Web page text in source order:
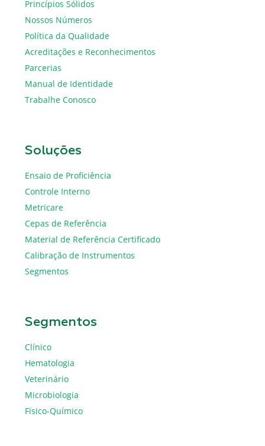
Princípios Sólidos
Nossos Números
Política da Qualidade
Acreditações e Reconhecimentos
Parcerias
Manual de Identidade
Trabalhe Conosco
Soluções
Ensaio de Proficiência
Controle Interno
Metricare
Cepas de Referência
Material de Referência Certificado
Calibração de Instrumentos
Segmentos
Segmentos
Clínico
Hematologia
Veterinário
Microbiologia
Físico-Químico